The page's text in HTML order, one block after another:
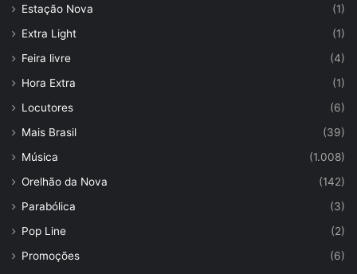
Estação Nova
(1)
Extra Light
(1)
Feira livre
(4)
Hora Extra
(1)
Locutores
(6)
Mais Brasil
(39)
Música
(1.008)
Orelhão da Nova
(142)
Parabólica
(3)
Pop Line
(2)
Promoções
(6)